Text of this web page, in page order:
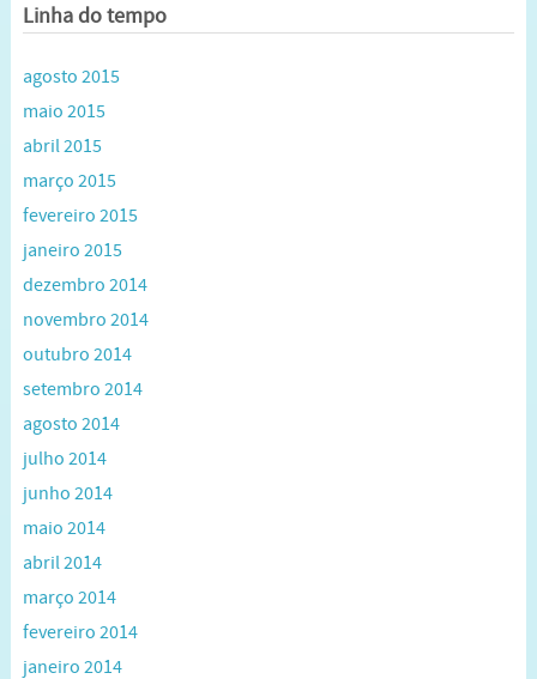
Linha do tempo
agosto 2015
maio 2015
abril 2015
março 2015
fevereiro 2015
janeiro 2015
dezembro 2014
novembro 2014
outubro 2014
setembro 2014
agosto 2014
julho 2014
junho 2014
maio 2014
abril 2014
março 2014
fevereiro 2014
janeiro 2014